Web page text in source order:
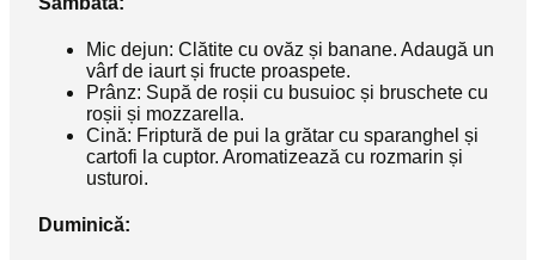
Mic dejun: Clătite cu ovăz și banane. Adaugă un
vârf de iaurt și fructe proaspete.
Prânz: Supă de roșii cu busuioc și bruschete cu
roșii și mozzarella.
Cină: Friptură de pui la grătar cu sparanghel și
cartofi la cuptor. Aromatizează cu rozmarin și
usturoi.
Duminică: